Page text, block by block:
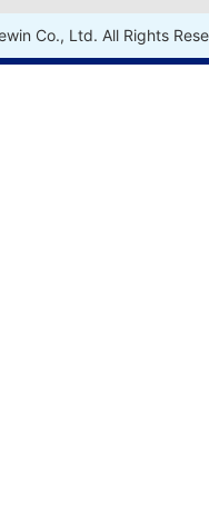
Co., Ltd. All Rights